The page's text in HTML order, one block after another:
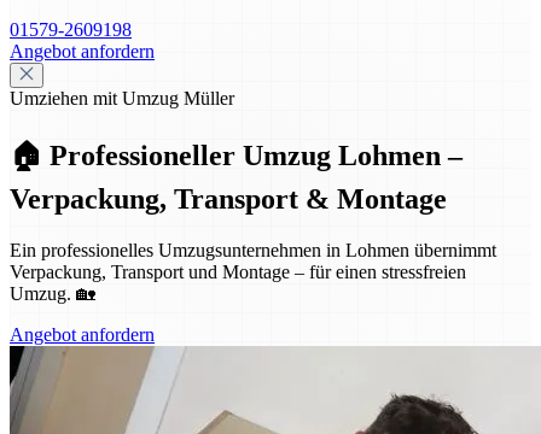
01579-2609198
Angebot anfordern
Umziehen mit Umzug Müller
🏠 Professioneller Umzug Lohmen –
Verpackung, Transport & Montage
Ein professionelles Umzugsunternehmen in Lohmen übernimmt
Verpackung, Transport und Montage – für einen stressfreien
Umzug. 🏡
Angebot anfordern